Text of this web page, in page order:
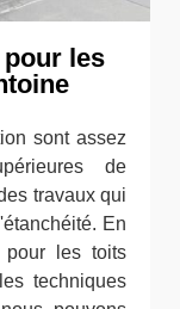
les
sont assez
de
travaux qui
En
pour les toits
techniques